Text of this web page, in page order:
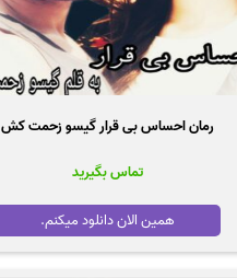
رمان احساس بی قرار گیسو زحمت کش
تماس بگیرید
همین الان دانلود میکنم.